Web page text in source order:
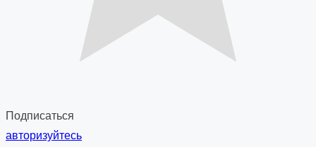
Подписаться
авторизуйтесь